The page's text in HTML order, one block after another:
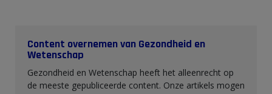
Content overnemen van Gezondheid en
Wetenschap
Gezondheid en Wetenschap heeft het alleenrecht op
de meeste gepubliceerde content. Onze artikels mogen